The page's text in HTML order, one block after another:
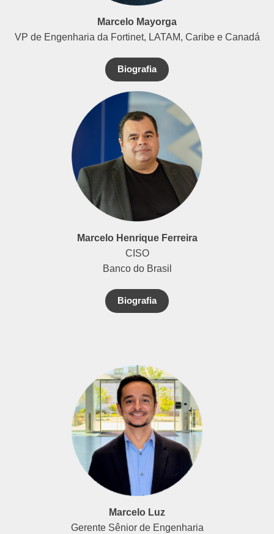
Marcelo Mayorga
VP de Engenharia da Fortinet, LATAM, Caribe e Canadá
Biografia
Marcelo Henrique Ferreira
CISO
Banco do Brasil
Biografia
Marcelo Luz
Gerente Sênior de Engenharia